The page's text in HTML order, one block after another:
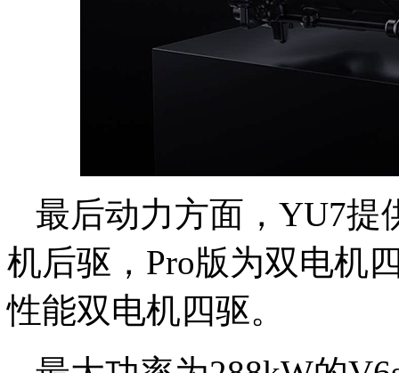
最后动力方面，YU7提
机后驱，Pro版为双电机
性能双电机四驱。